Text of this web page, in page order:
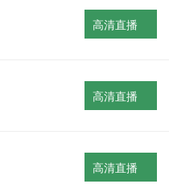
高清直播
高清直播
高清直播